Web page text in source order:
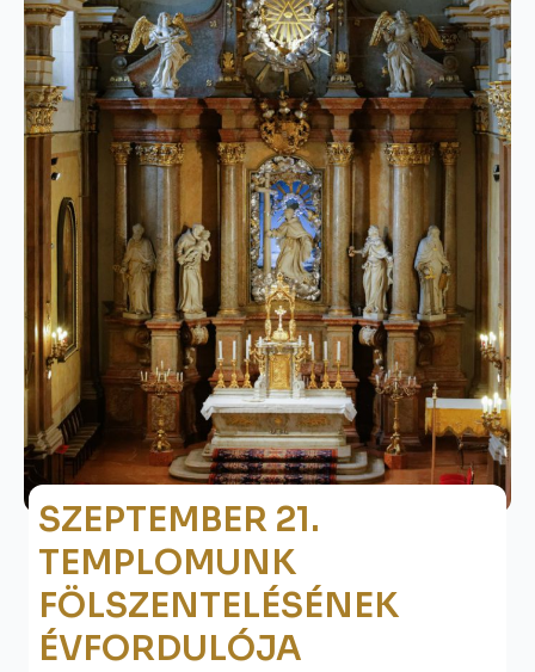
SZEPTEMBER 21.
TEMPLOMUNK
FÖLSZENTELÉSÉNEK
ÉVFORDULÓJA